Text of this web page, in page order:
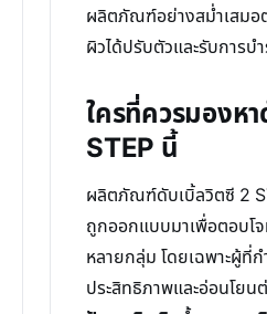
ผลิตภัณฑ์อย่างสม่ำเสมอ
ผิวได้ปรับตัวและรับการบ
ใครที่ควรมองห
STEP นี้
ผลิตภัณฑ์ดับเบิ้ลวิตซี 2
ถูกออกแบบมาเพื่อตอบโ
หลายกลุ่ม โดยเฉพาะผู้ที่
ประสิทธิภาพและอ่อนโยน